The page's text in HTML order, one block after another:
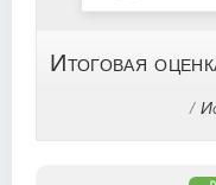
24
Итоговая
/